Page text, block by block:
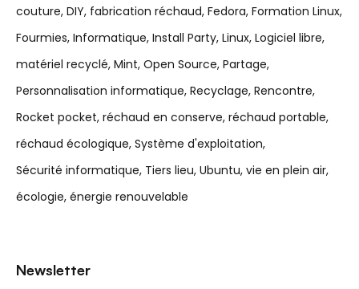
couture DIY fabrication réchaud Fedora Formation Linux
Fourmies Informatique Install Party Linux Logiciel libre
matériel recyclé Mint Open Source Partage
Personnalisation informatique Recyclage Rencontre
Rocket pocket réchaud en conserve réchaud portable
réchaud écologique Système d'exploitation
Sécurité informatique Tiers lieu Ubuntu vie en plein air
écologie énergie renouvelable
Newsletter